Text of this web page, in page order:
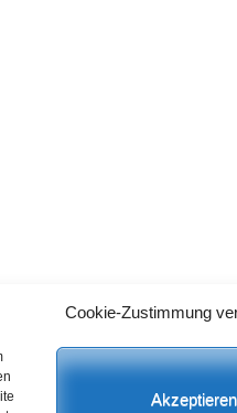
Cookie-Zustimmung
Akzeptieren